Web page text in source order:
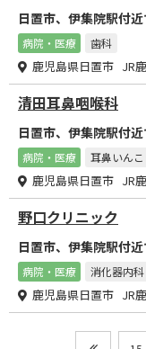
日置市、伊集院駅付
病院・医療 歯科
鹿児島県日置市 JR
清田耳鼻咽喉科
日置市、伊集院駅付
病院・医療 耳鼻いん
鹿児島県日置市 JR
野口クリニック
日置市、伊集院駅付
病院・医療 消化器内科
鹿児島県日置市 JR